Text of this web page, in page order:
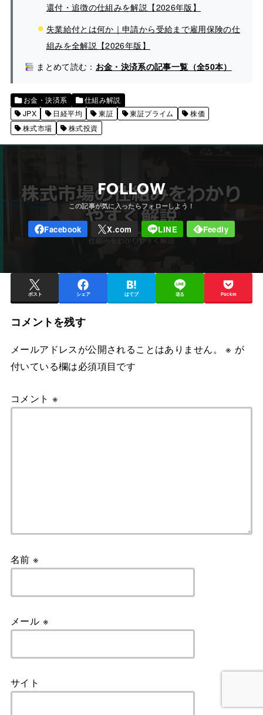
還付・追徴の仕組みを解説【2026年版】
失業給付とは何か｜申請から受給まで雇用保険の仕
組みを全解説【2026年版】
まとめて読む： お金・決済系の記事一覧（全50本）
お金・決済系
仕組み解説
JPX
日経平均 東証 東証プライム
株価
株式市場
株式投資
FOLLOW
ポスト シェア はてブ 送る Pocket
コメントを残す
メールアドレスが公開されることはありません。 ※ が
付いている欄は必須項目です
コメント ※
名前※
メール ※
サイト